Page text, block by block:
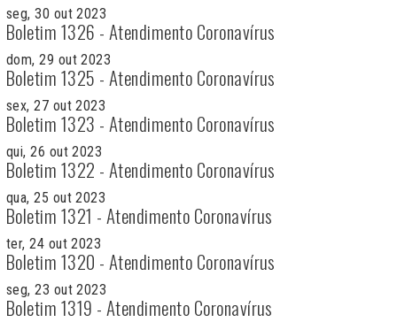
seg, 30 out 2023
Boletim 1326 - Atendimento Coronavírus
dom, 29 out 2023
Boletim 1325 - Atendimento Coronavírus
sex, 27 out 2023
Boletim 1323 - Atendimento Coronavírus
qui, 26 out 2023
Boletim 1322 - Atendimento Coronavírus
qua, 25 out 2023
Boletim 1321 - Atendimento Coronavírus
ter, 24 out 2023
Boletim 1320 - Atendimento Coronavírus
seg, 23 out 2023
Boletim 1319 - Atendimento Coronavírus